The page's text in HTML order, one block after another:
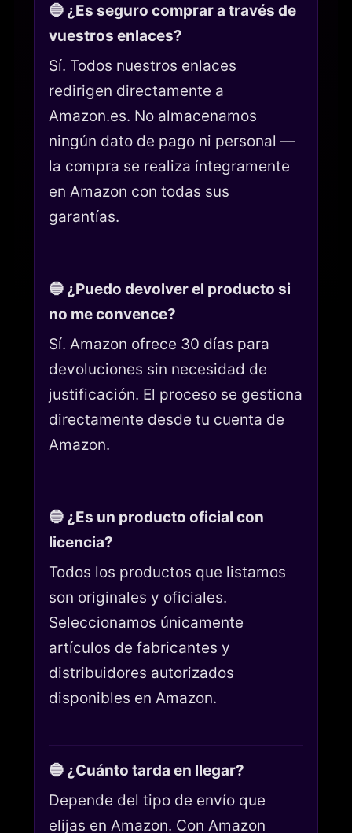
🔵 ¿Es seguro comprar a través de
vuestros enlaces?
Sí. Todos nuestros enlaces
redirigen directamente a
Amazon.es. No almacenamos
ningún dato de pago ni personal —
la compra se realiza íntegramente
en Amazon con todas sus
garantías.
🔵 ¿Puedo devolver el producto si
no me convence?
Sí. Amazon ofrece 30 días para
devoluciones sin necesidad de
justificación. El proceso se gestiona
directamente desde tu cuenta de
Amazon.
🔵 ¿Es un producto oficial con
licencia?
Todos los productos que listamos
son originales y oficiales.
Seleccionamos únicamente
artículos de fabricantes y
distribuidores autorizados
disponibles en Amazon.
🔵 ¿Cuánto tarda en llegar?
Depende del tipo de envío que
elijas en Amazon. Con Amazon